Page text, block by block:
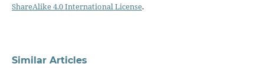
ShareAlike 4.0 International License.
Similar Articles